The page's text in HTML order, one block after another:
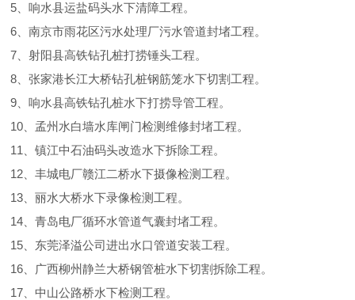
5、响水县运盐码头水下清障工程。
6、南京市雨花区污水处理厂污水管道封堵工程。
7、射阳县高铁钻孔桩打捞锤头工程。
8、张家港长江大桥钻孔桩钢筋笼水下切割工程。
9、响水县高铁钻孔桩水下打捞导管工程。
10、孟州水白墙水库闸门检测维修封堵工程。
11、镇江中石油码头改造水下拆除工程。
12、丰城电厂赣江二桥水下摄像检测工程。
13、丽水大桥水下录像检测工程。
14、青岛电厂循环水管道气囊封堵工程。
15、东莞泽溢公司进出水口管道安装工程。
16、广西柳州静兰大桥钢管桩水下切割拆除工程。
17、中山公路桥水下检测工程。